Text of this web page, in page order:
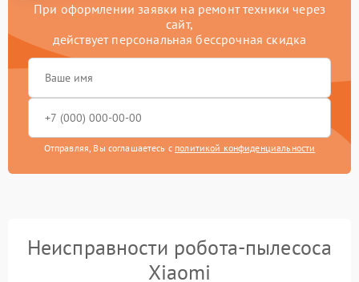
При оформлении заявки на ремонт техники через
сайт,
действует персональная бессрочная скидка
Отправляя, Вы соглашаетесь с политикой конфиденциальности
Неисправности робота-пылесоса
Xiaomi